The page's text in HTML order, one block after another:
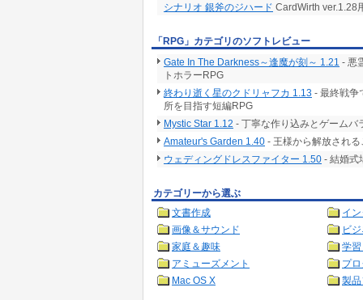
シナリオ 銀斧のジハード CardWirth ver.1.28
「RPG」カテゴリのソフトレビュー
Gate In The Darkness～逢魔が刻～ 1.21 - 悪
トホラーRPG
終わり逝く星のクドリャフカ 1.13 - 最終戦争
所を目指す短編RPG
Mystic Star 1.12 - 丁寧な作り込みとゲームバ
Amateur's Garden 1.40 - 王様から解放され
ウェディングドレスファイター 1.50 - 結婚式
カテゴリーから選ぶ
文書作成
イ
画像＆サウンド
ビ
家庭＆趣味
学
アミューズメント
プ
Mac OS X
製